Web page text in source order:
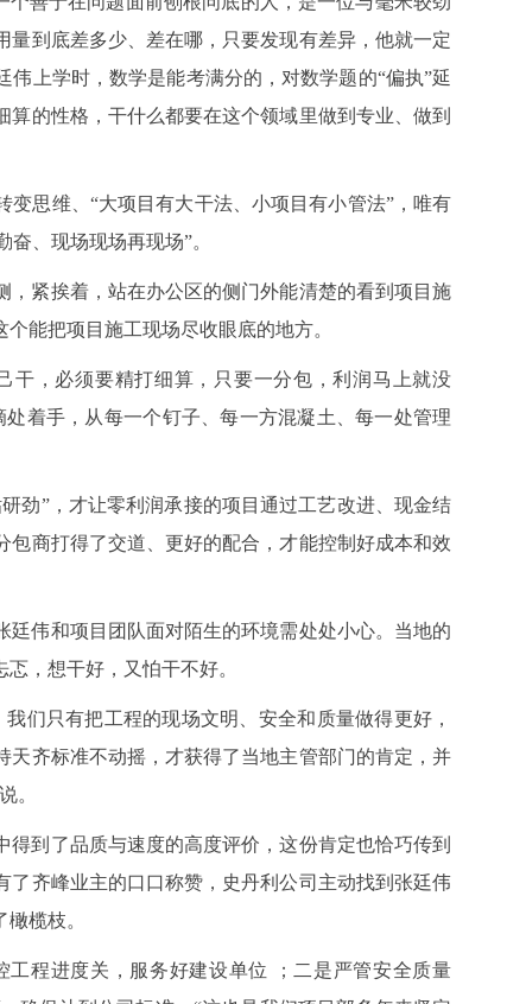
到底差多少、差在哪，只要发现有差异，他就一定
上学时，数学是能考满分的，对数学题的“偏执”延
的性格，干什么都要在这个领域里做到专业、做到
思维、“大项目有大干法、小项目有小管法”，唯有
、现场现场再现场”。
紧挨着，站在办公区的侧门外能清楚的看到项目施
能把项目施工现场尽收眼底的地方。
干，必须要精打细算，只要一分包，利润马上就没
着手，从每一个钉子、每一方混凝土、每一处管理
劲”，才让零利润承接的项目通过工艺改进、现金结
商打得了交道、更好的配合，才能控制好成本和效
伟和项目团队面对陌生的环境需处处小心。当地的
，想干好，又怕干不好。
们只有把工程的现场文明、安全和质量做得更好，
齐标准不动摇，才获得了当地主管部门的肯定，并
。
到了品质与速度的高度评价，这份肯定也恰巧传到
齐峰业主的口口称赞，史丹利公司主动找到张廷伟
榄枝。
程进度关，服务好建设单位 ；二是严管安全质量